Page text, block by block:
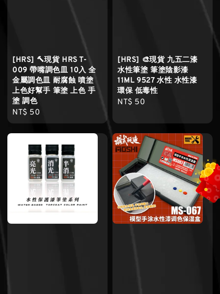
[HRS] 🔨現貨 HRS T-
009 帶嘴調色皿 10入 全
金屬調色皿 耐腐蝕 噴塗
上色好幫手 筆塗 上色 手
塗 調色
Regular
price
NT$ 50
[HRS] 🎨現貨 九五二漆
水性筆塗 筆塗陰影漆
11ML 9527 水性 水性漆
環保 低毒性
Regular
NT$ 50